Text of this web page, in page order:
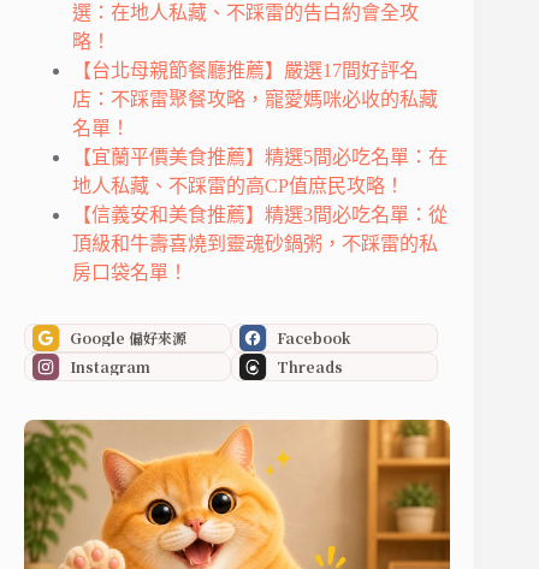
選：在地人私藏、不踩雷的告白約會全攻
略！
【台北母親節餐廳推薦】嚴選17間好評名
店：不踩雷聚餐攻略，寵愛媽咪必收的私藏
名單！
【宜蘭平價美食推薦】精選5間必吃名單：在
地人私藏、不踩雷的高CP值庶民攻略！
【信義安和美食推薦】精選3間必吃名單：從
頂級和牛壽喜燒到靈魂砂鍋粥，不踩雷的私
房口袋名單！
Google 偏好來源
Facebook
Instagram
Threads